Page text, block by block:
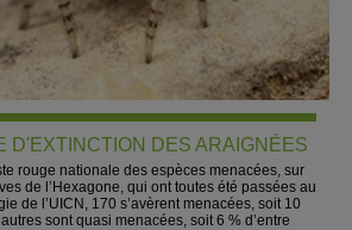
D'EXTINCTION DES ARAIGNÉES
rouge nationale des espèces menacées, sur
de l’Hexagone, qui ont toutes été passées au
de l’UICN, 170 s’avèrent menacées, soit 10
sont quasi menacées, soit 6 % d’entre